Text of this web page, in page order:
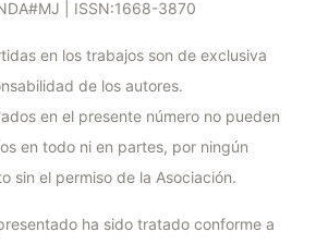
| ISSN:1668-3870
en los trabajos son de exclusiva
de los autores.
en el presente número no pueden
en todo ni en partes, por ningún
sin el permiso de la Asociación.
ha sido tratado conforme a